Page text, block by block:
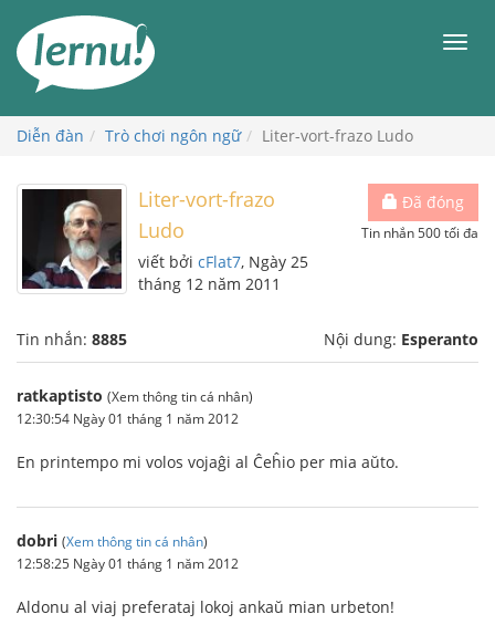
đến
phần
dung
Diễn đàn Trò chơi ngôn ngữ Liter-vort-frazo Ludo
Đã đóng
Tin nhắn 500 tối đa
Liter-vort-frazo
Ludo
viết bởi cFlat7, Ngày 25
tháng 12 năm 2011
Tin nhắn: 8885 Nội dung: Esperanto
ratkaptisto (Xem thông tin cá nhân)
12:30:54 Ngày 01 tháng 1 năm 2012
En printempo mi volos vojaĝi al Ĉeĥio per mia aŭto.
dobri (Xem thông tin cá nhân)
12:58:25 Ngày 01 tháng 1 năm 2012
Aldonu al viaj preferataj lokoj ankaŭ mian urbeton!